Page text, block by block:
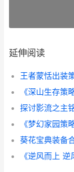
延伸阅读
王者蒙恬出装
《深山生存策
《逆风而上